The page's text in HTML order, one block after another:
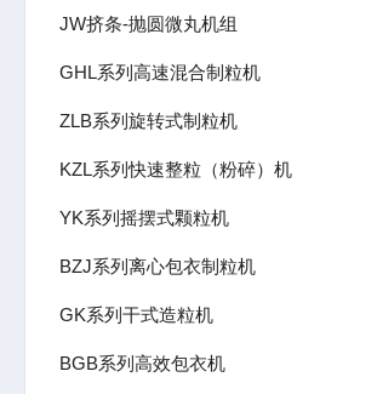
JW挤条-抛圆微丸机组
GHL系列高速混合制粒机
ZLB系列旋转式制粒机
KZL系列快速整粒（粉碎）机
YK系列摇摆式颗粒机
BZJ系列离心包衣制粒机
GK系列干式造粒机
BGB系列高效包衣机